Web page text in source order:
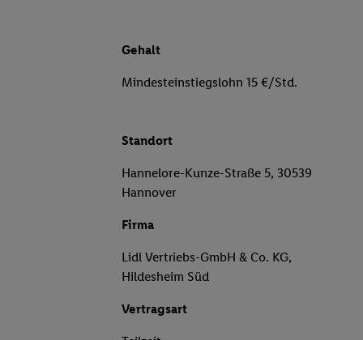
Gehalt
Mindesteinstiegslohn 15 €/Std.
Standort
Hannelore-Kunze-Straße 5, 30539
Hannover
Firma
Lidl Vertriebs-GmbH & Co. KG,
Hildesheim Süd
Vertragsart